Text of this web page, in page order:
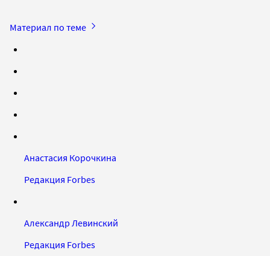
Материал по теме
Анастасия Корочкина
Редакция Forbes
Александр Левинский
Редакция Forbes